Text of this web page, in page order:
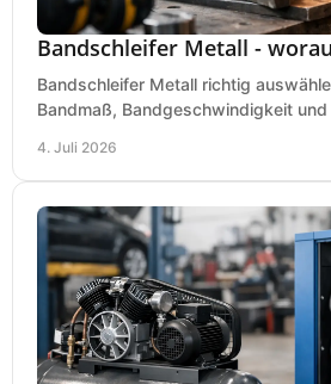
Bandschleifer Metall -
Bandschleifer Metall richtig
Bandmaß, Bandgeschwindigkeit
4. Juli 2026